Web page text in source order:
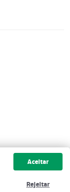
Aceitar
Rejeitar